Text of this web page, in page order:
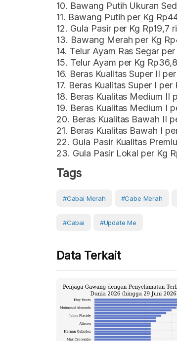
10. Bawang Putih Ukuran
11. Bawang Putih per Kg
12. Gula Pasir per Kg Rp19,7
13. Bawang Merah per Kg
14. Telur Ayam Ras Segar
15. Telur Ayam per Kg
16. Beras Kualitas Super II
17. Beras Kualitas Super I
18. Beras Kualitas Medium II
19. Beras Kualitas Medium I
20. Beras Kualitas Bawah II
21. Beras Kualitas Bawah I
22. Gula Pasir Kualitas
23. Gula Pasir Lokal per Kg
Tags
#cabai Merah #Cabe Merah
#Cabai #Update Me
Data Terkait